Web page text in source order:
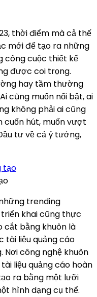
thời điểm mà cả thế
mới để tạo ra những
công cuộc thiết kế
được coi trọng.
hay tầm thường
cũng muốn nổi bật, ai
không phải ai cũng
cuốn hút, muốn vượt
tư về cả ý tưởng,
trending
khai cũng thực
cắt bằng khuôn là
tài liệu quảng cáo
công nghệ khuôn
liệu quảng cáo hoàn
ra bằng một lưỡi
hình dạng cụ thể.